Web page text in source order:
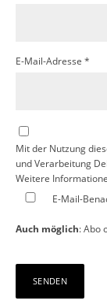
E-Mail-Adresse *
Mit der Nutzung
und Verarbeitung
Weitere
E-Mail-
Auch möglich:Abo